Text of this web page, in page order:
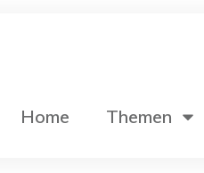
Home Themen